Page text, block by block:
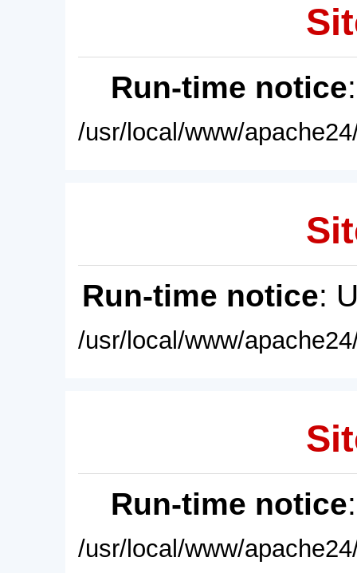
Run-time notice
/usr/local/www/
Run-time notice:
/usr/local/www/
Run-time notice
/usr/local/www/